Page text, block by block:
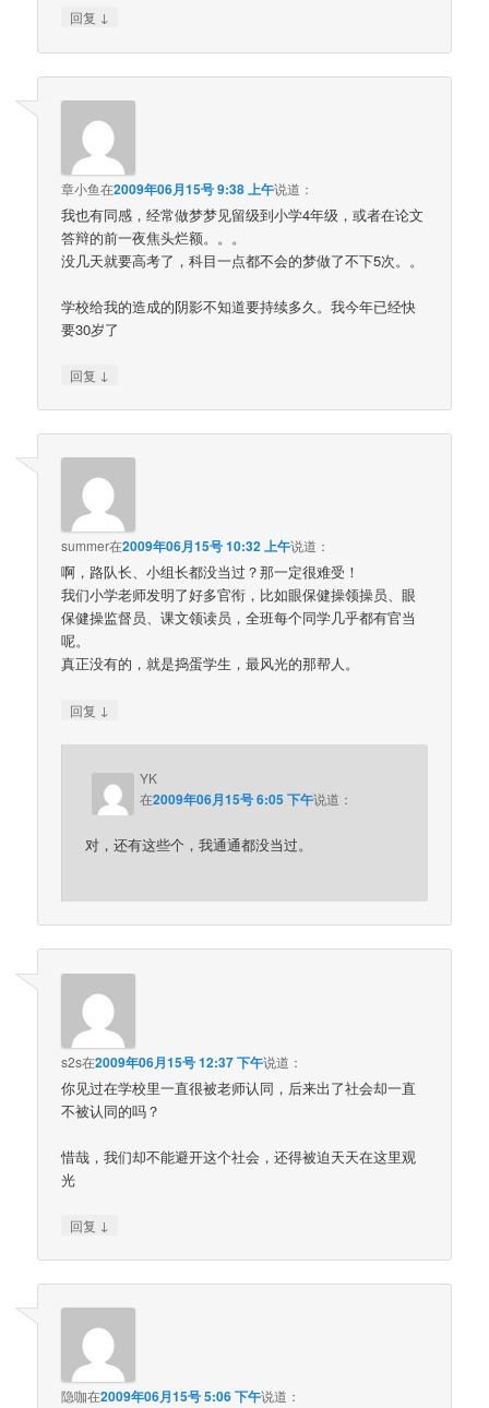
回复 ↓
章小鱼在2009年06月15号 9:38 上午说道：
我也有同感，经常做梦梦见留级到小学4年级，或者在论文
答辩的前一夜焦头烂额。。。
没几天就要高考了，科目一点都不会的梦做了不下5次。。
学校给我的造成的阴影不知道要持续多久。我今年已经快
要30岁了
回复 ↓
summer在2009年06月15号 10:32 上午说道：
啊，路队长、小组长都没当过？那一定很难受！
我们小学老师发明了好多官衔，比如眼保健操领操员、眼
保健操监督员、课文领读员，全班每个同学几乎都有官当
呢。
真正没有的，就是捣蛋学生，最风光的那帮人。
回复 ↓
YK
在2009年06月15号 6:05 下午说道：
对，还有这些个，我通通都没当过。
s2s在2009年06月15号 12:37 下午说道：
你见过在学校里一直很被老师认同，后来出了社会却一直
不被认同的吗？
惜哉，我们却不能避开这个社会，还得被迫天天在这里观
光
回复 ↓
隐咖在2009年06月15号 5:06 下午说道：